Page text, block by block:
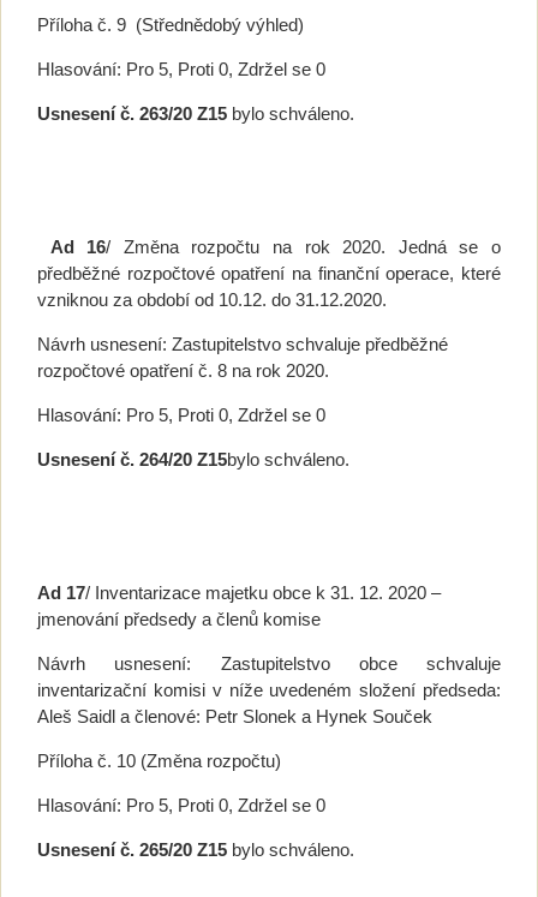
Příloha č. 9 (Střednědobý výhled)
Hlasování: Pro 5, Proti 0, Zdržel se 0
Usnesení č. 263/20 Z15 bylo schváleno.
Ad 16/ Změna rozpočtu na rok 2020. Jedná se o
předběžné rozpočtové opatření na finanční operace, které
vzniknou za období od 10.12. do 31.12.2020.
Návrh usnesení: Zastupitelstvo schvaluje předběžné
rozpočtové opatření č. 8 na rok 2020.
Hlasování: Pro 5, Proti 0, Zdržel se 0
Usnesení č. 264/20 Z15bylo schváleno.
Ad 17/ Inventarizace majetku obce k 31. 12. 2020 –
jmenování předsedy a členů komise
Návrh usnesení: Zastupitelstvo obce schvaluje
inventarizační komisi v níže uvedeném složení předseda:
Aleš Saidl a členové: Petr Slonek a Hynek Souček
Příloha č. 10 (Změna rozpočtu)
Hlasování: Pro 5, Proti 0, Zdržel se 0
Usnesení č. 265/20 Z15 bylo schváleno.